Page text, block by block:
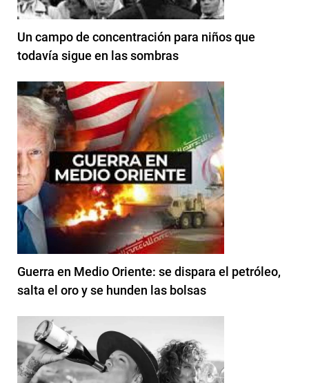
Un campo de concentración para niños que
todavía sigue en las sombras
Guerra en Medio Oriente: se dispara el petróleo,
salta el oro y se hunden las bolsas